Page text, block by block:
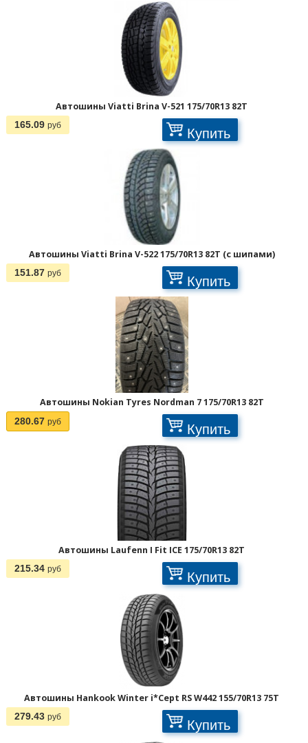
Автошины Viatti Brina V-521 175/70R13 82T
165.09 руб Купить
Автошины Viatti Brina V-522 175/70R13 82T (с шипами)
151.87 руб Купить
Автошины Nokian Tyres Nordman 7 175/70R13 82T
280.67 руб Купить
Автошины Laufenn I Fit ICE 175/70R13 82T
215.34 руб Купить
Автошины Hankook Winter i*Cept RS W442 155/70R13 75T
279.43 руб Купить